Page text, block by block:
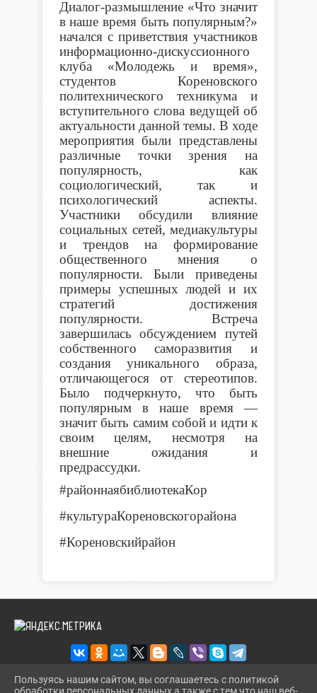
Диалог-размышление «Что значит
в наше время быть популярным?»
начался с приветствия участников
информационно-дискуссионного
клуба «Молодежь и время»,
студентов Кореновского
политехнического техникума и
вступительного слова ведущей об
актуальности данной темы. В ходе
мероприятия были представлены
различные точки зрения на
популярность, как
социологический, так и
психологический аспекты.
Участники обсудили влияние
социальных сетей, медиакультуры
и трендов на формирование
общественного мнения о
популярности. Были приведены
примеры успешных людей и их
стратегий достижения
популярности. Встреча
завершилась обсуждением путей
собственного саморазвития и
создания уникального образа,
отличающегося от стереотипов.
Было подчеркнуто, что быть
популярным в наше время —
значит быть самим собой и идти к
своим целям, несмотря на
внешние ожидания и
предрассудки.
#районнаябиблиотекаКор
#культураКореновскогорайона
#Кореновскийрайон
Пользуясь нашим сайтом, вы соглашаетесь с политикой